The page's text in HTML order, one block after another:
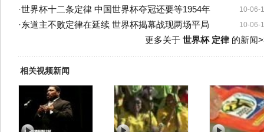
10-06-
·世界杯十二条定律 中国世界杯夺冠还要等1954年
10-06-
·东道主不败定律在延续 世界杯揭幕战现两场平局
更多关于 世界杯 定律的新闻
相关视频新闻